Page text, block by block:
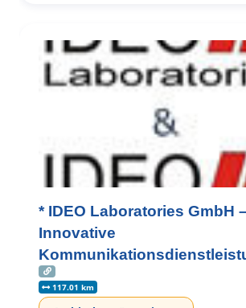
* IDEO Laboratories GmbH –
Innovative
117.01 km